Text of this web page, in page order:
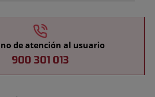
de atención al usuario
900 301 013